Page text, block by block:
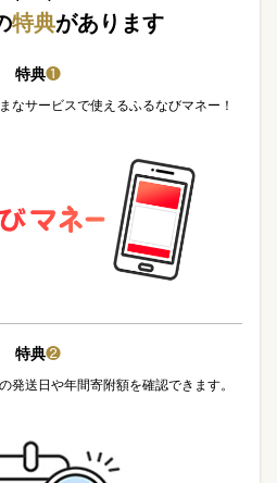
特典があります
特典❶
なサービスで使えるふるなびマネー！
特典❷
発送日や年間寄附額を確認できます。